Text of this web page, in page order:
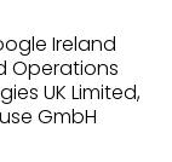
Ireland
Operations
UK Limited,
GmbH